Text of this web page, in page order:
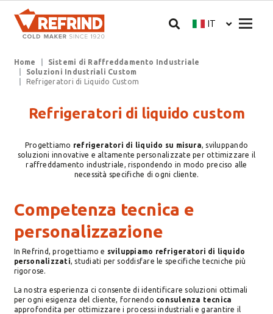
Select your
IT
Briciole di pane
Home
Sistemi di Raffreddamento Industriale
Soluzioni Industriali Custom
Refrigeratori di Liquido Custom
Refrigeratori di liquido custom
Progettiamo refrigeratori di liquido su misura , sviluppando
soluzioni innovative e altamente personalizzate per ottimizzare il
raffreddamento industriale, rispondendo in modo preciso alle
necessità specifiche di ogni cliente.
Competenza tecnica e
personalizzazione
In Refrind, progettiamo e sviluppiamo refrigeratori di liquido
personalizzati, studiati per soddisfare le specifiche tecniche più
rigorose.
La nostra esperienza ci consente di identificare soluzioni ottimali
per ogni esigenza del cliente, fornendo consulenza tecnica
approfondita per ottimizzare i processi industriali e garantire il